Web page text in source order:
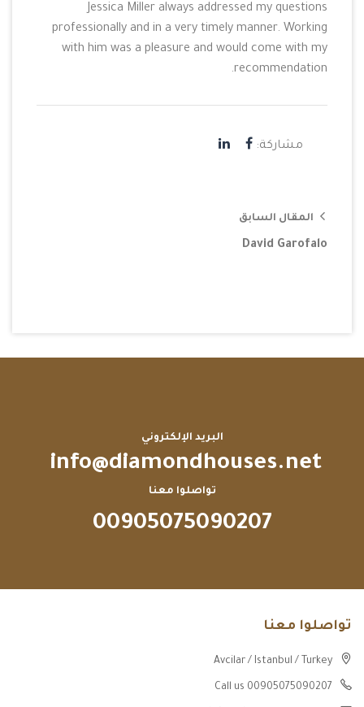
Jessica Miller always addressed my questions
professionally and in a very timely manner. Working
with him was a pleasure and would come with my
recommendation.
مشاركة:
المقال السابق
David Garofalo
البريد الإلكتروني
info@diamondhouses.net
تواصلوا معنا
00905075090207
تواصلوا معنا
Avcilar / Istanbul / Turkey
Call us 00905075090207